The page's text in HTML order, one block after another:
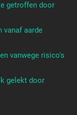
getroffen door
vanaf aarde
vanwege risico's
gelekt door